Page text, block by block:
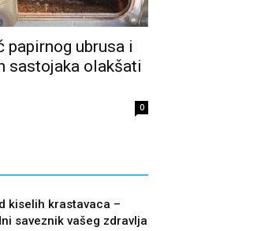
papirnog ubrusa i
sastojaka olakšati
0
kiselih krastavaca –
saveznik vašeg zdravlja